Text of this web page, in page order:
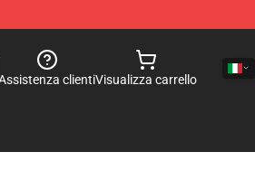
clientiVisualizza carrello